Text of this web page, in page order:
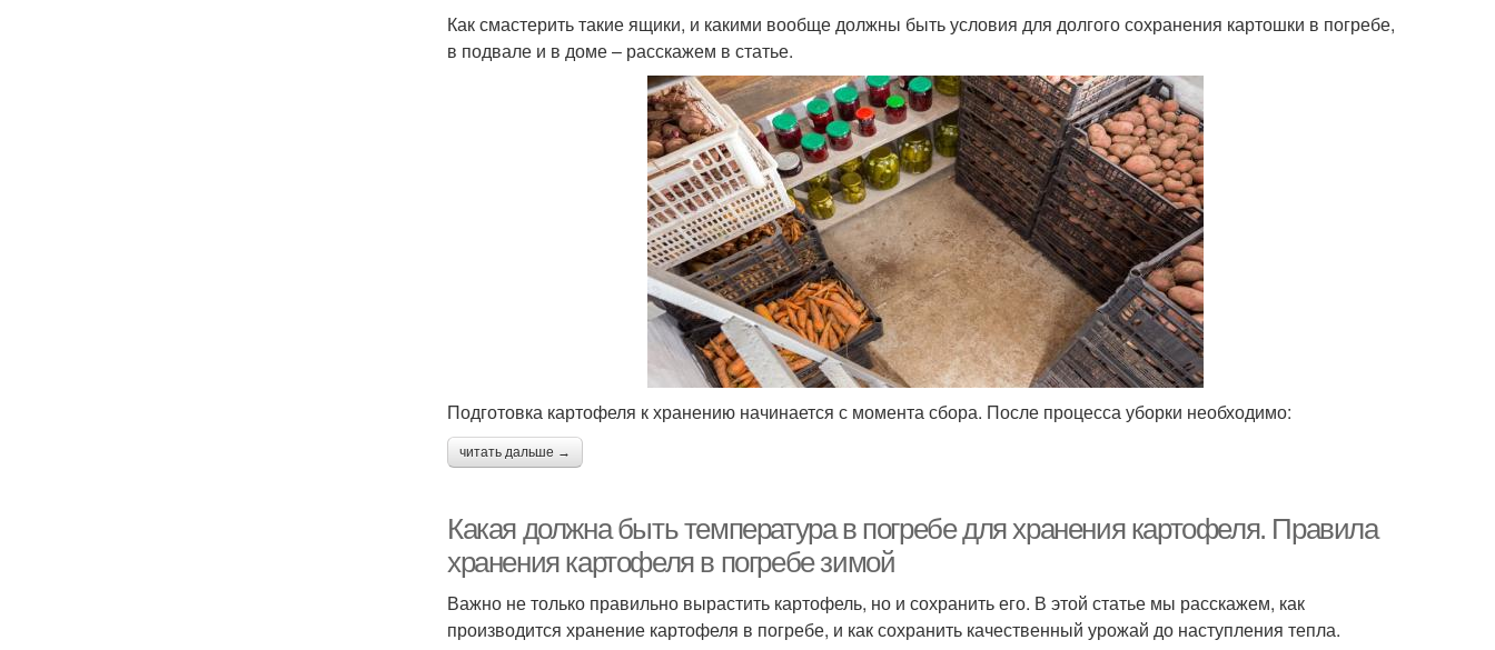
Как смастерить такие ящики, и какими вообще должны быть условия для долгого сохранения картошки в погребе,
в подвале и в доме – расскажем в статье.
Подготовка картофеля к хранению начинается с момента сбора. После процесса уборки необходимо:
читать дальше →
Какая должна быть температура в погребе для хранения картофеля. Правила
хранения картофеля в погребе зимой
Важно не только правильно вырастить картофель, но и сохранить его. В этой статье мы расскажем, как
производится хранение картофеля в погребе, и как сохранить качественный урожай до наступления тепла.